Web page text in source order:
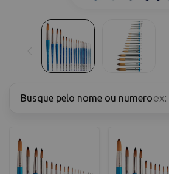
Busque pelo nome ou numero